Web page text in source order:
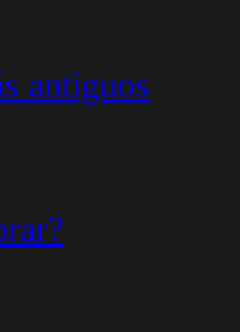
antiguos